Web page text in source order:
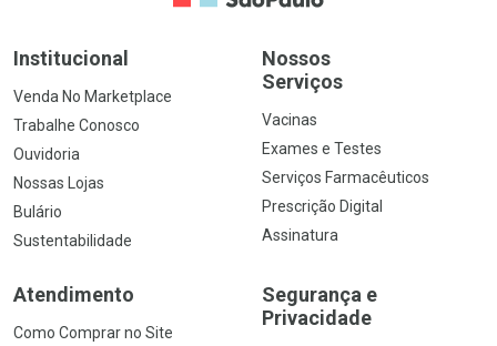
Institucional
Venda No Marketplace
Trabalhe Conosco
Ouvidoria
Nossas Lojas
Bulário
Sustentabilidade
Nossos
Serviços
Vacinas
Exames e Testes
Serviços Farmacêuticos
Prescrição Digital
Assinatura
Atendimento
Como Comprar no Site
Segurança e
Privacidade